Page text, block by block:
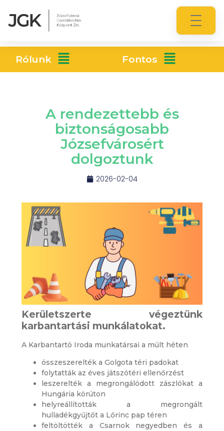
Rólunk Fontos
A rendezettebb és
biztonságosabb
Józsefvárosért
dolgoztunk
2026-02-04
Kerületszerte végeztünk
karbantartási munkálatokat.
A Karbantartó Iroda munkatársai a múlt héten
összeszerelték a Golgota téri padokat
folytatták az éves játszótéri ellenőrzést
leszerelték a megrongálódott zászlókat a
Hungária körúton
helyreállították a megrongált
hulladékgyűjtőt a Lőrinc pap téren
feltöltötték a Csarnok negyedben és a